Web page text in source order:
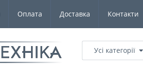
Оплата Доставка Контакти
Усі категорії